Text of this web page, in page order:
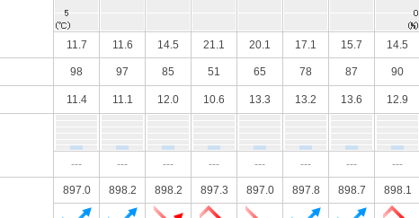
11.7 11.6 14.5 21.1 20.1 17.1 15.7 14.5
98 97 85 51 65 78 87 90
11.4 11.1 12.0 10.6 13.3 13.2 13.6 12.9
--- --- --- --- --- --- --- ---
897.0 898.2 898.2 897.3 897.0 897.8 898.7 898.1